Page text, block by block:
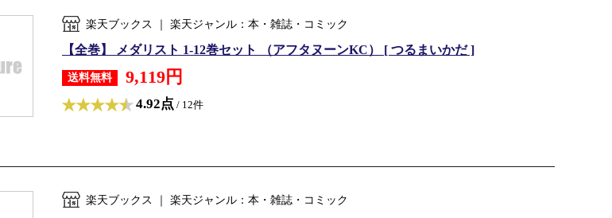
楽天ブックス ｜ 楽天ジャンル：本・雑誌・コミック
【全巻】 メダリスト 1-12巻セット （アフタヌーンKC） [ つるまいかだ ]
送料無料 9,119円
4.92点 / 12件
楽天ブックス ｜ 楽天ジャンル：本・雑誌・コミック